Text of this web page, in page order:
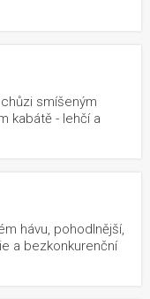
smíšeným
kabátě - lehčí a
hávu, pohodlnější,
a bezkonkurenční